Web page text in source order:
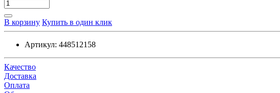
В корзину Купить в один клик
Артикул: 448512158
Качество
Доставка
Оплата